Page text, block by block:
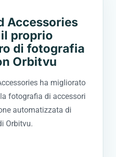
Accessories
proprio
di fotografia
Orbitvu
ha migliorato
fotografia di accessori
automatizzata di
Orbitvu.